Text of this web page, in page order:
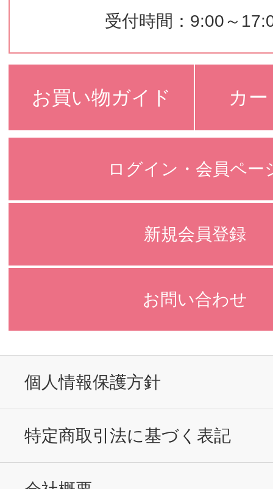
受付時間：9:00～
お買い物ガイド カ
ログイン・会員ペー
新規会員登録
お問い合わせ
個人情報保護方針
特定商取引法に基づく表記